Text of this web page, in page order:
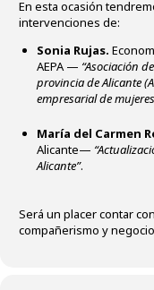
En esta ocasión
intervenciones de:
Sonia Rujas.
AEPA — “Asociación
provincia de Alicante
empresarial de
María del Carmen
Alicante—
Alicante”.
Será un placer contar
compañerismo y